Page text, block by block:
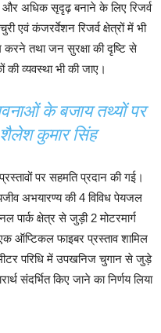
और अधिक सृदृढ़ बनाने के लिए रिजर्व
एवं कंजरर्वेशन रिजर्व क्षेत्रों में भी
करने तथा जन सुरक्षा की दृष्टि से
की व्यवस्था भी की जाए।
के बजाय तथ्यों पर
कुमार सिंह
पर सहमति प्रदान की गई।
अभयारण्य की 4 विविध पेयजल
क्षेत्र से जुड़ी 2 मोटरमार्ग
ऑप्टिकल फाइबर प्रस्ताव शामिल
परिधि में उपखनिज चुगान से जुड़े
संदर्भित किए जाने का निर्णय लिया